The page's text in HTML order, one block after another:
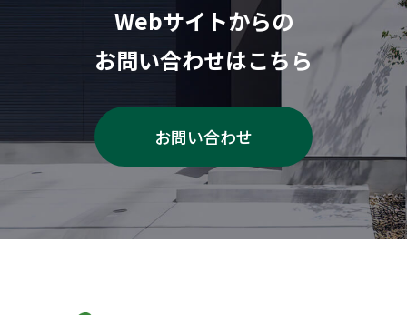
Webサイトからの
お問い合わせはこちら
お問い合わせ